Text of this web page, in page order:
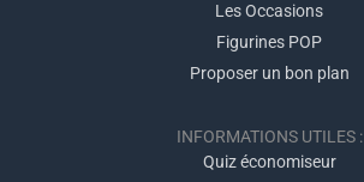
Les Occasions
Figurines POP
Proposer un bon plan
INFORMATIONS UTILES :
Quiz économiseur